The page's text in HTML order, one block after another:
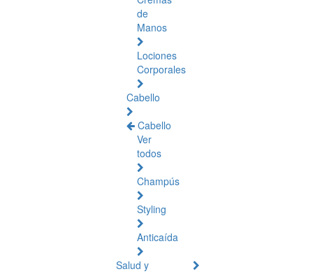
de
Manos
Lociones
Corporales
Cabello
Cabello
Ver
todos
Champús
Styling
Anticaída
Salud y